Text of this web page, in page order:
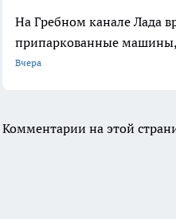
На Гребном канале Лада
припаркованные машины,
Вчера
Комментарии на этой